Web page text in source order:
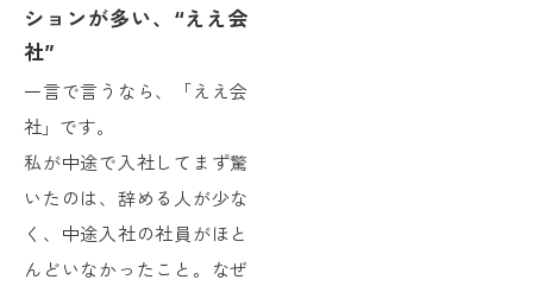
ションが多い、“ええ会
社”
一言で言うなら、「ええ会
社」です。
私が中途で入社してまず驚
いたのは、辞める人が少な
く、中途入社の社員がほと
んどいなかったこと。なぜ